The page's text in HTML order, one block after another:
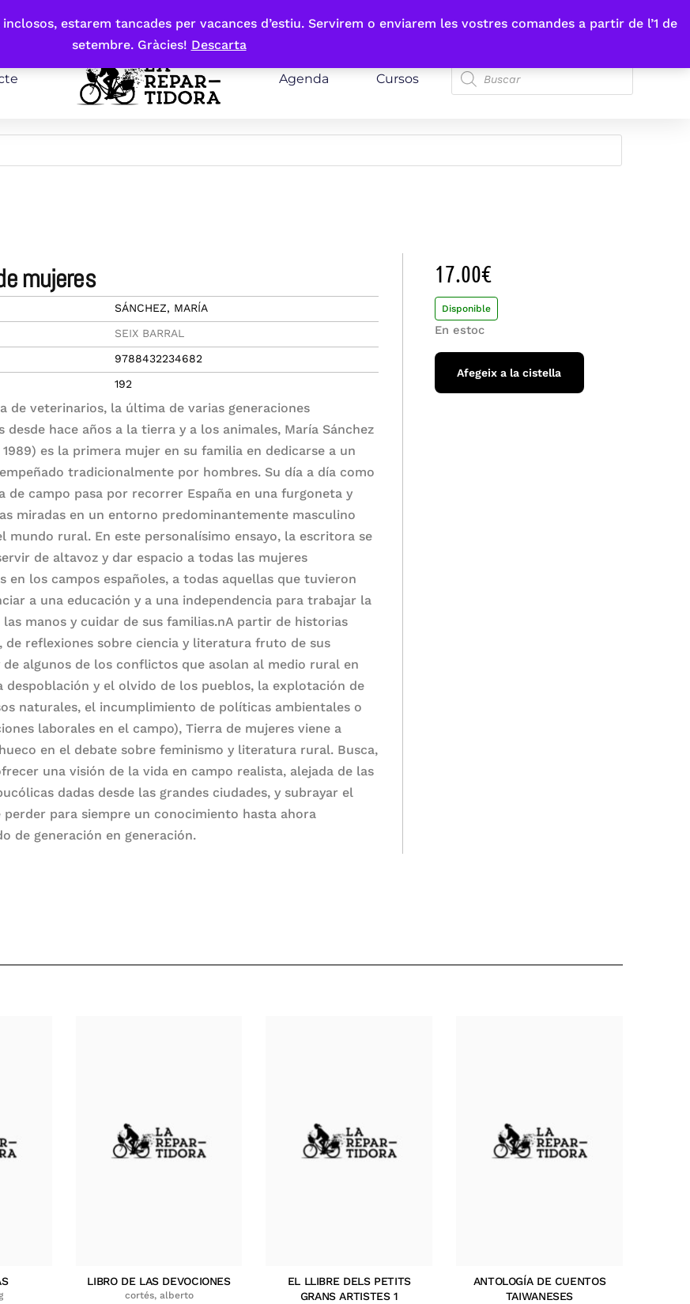
estarem tancades per vacances d’estiu. Servirem o enviarem les vostres comandes a partir de l’1 de
setembre. Gràcies! Descarta
Agenda Cursos
mujeres
SÁNCHEZ, MARÍA
SEIX BARRAL
9788432234682
192
de veterinarios, la última de varias generaciones
desde hace años a la tierra y a los animales, María Sánchez
1989) es la primera mujer en su familia en dedicarse a un
tradicionalmente por hombres. Su día a día como
de campo pasa por recorrer España en una furgoneta y
miradas en un entorno predominantemente masculino
mundo rural. En este personalísimo ensayo, la escritora se
de altavoz y dar espacio a todas las mujeres
en los campos españoles, a todas aquellas que tuvieron
a una educación y a una independencia para trabajar la
manos y cuidar de sus familias.nA partir de historias
de reflexiones sobre ciencia y literatura fruto de sus
de algunos de los conflictos que asolan al medio rural en
despoblación y el olvido de los pueblos, la explotación de
naturales, el incumplimiento de políticas ambientales o
laborales en el campo), Tierra de mujeres viene a
en el debate sobre feminismo y literatura rural. Busca,
una visión de la vida en campo realista, alejada de las
dadas desde las grandes ciudades, y subrayar el
perder para siempre un conocimiento hasta ahora
de generación en generación.
17.00€
Disponible
En estoc
Afegeix a la cistella
LIBRO DE LAS DEVOCIONES
cortés, alberto
EL LLIBRE DELS PETITS
GRANS ARTISTES 1
ANTOLOGÍA DE CUENTOS
TAIWANESES